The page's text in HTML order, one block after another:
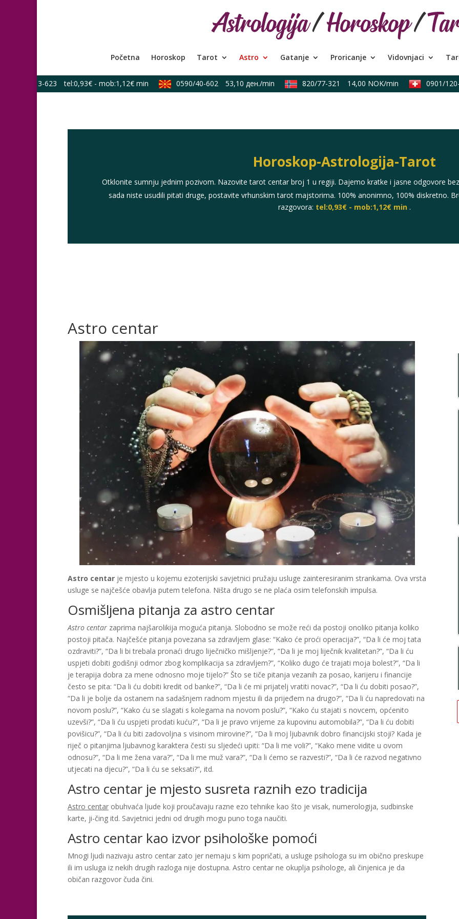
Početna Horoskop Tarot Astro Gatanje Proricanje Vidovnjaci
064/613-623 tel:0,93€ - mob:1,12€ min 0590/40-602 53,10 ден./min 820/77-321 14,00 NOK/min 0901/120-
Horoskop-Astrologija-Tarot
Otklonite sumnju jednim pozivom. Nazovite tarot centar broj 1 u regiji. Dajemo kratke i jasne odgovore
sada niste usudili pitati druge, postavite vrhunskim tarot majstorima. 100% anonimno, 100% diskretno.
razgovora: tel:0,93€ - mob:1,12€ min .
Astro centar
Astro centar je mjesto u kojemu ezoterijski savjetnici pružaju usluge zainteresiranim strankama. Ova vrsta
usluge se najčešće obavlja putem telefona. Ništa drugo se ne plaća osim telefonskih impulsa.
Osmišljena pitanja za astro centar
Astro centar zaprima najšarolikija moguća pitanja. Slobodno se može reći da postoji onoliko pitanja koliko
postoji pitača. Najčešće pitanja povezana sa zdravljem glase: “Kako će proći operacija?”, “Da li će moj tata
ozdraviti?”, “Da li bi trebala pronaći drugo liječničko mišljenje?”, “Da li je moj liječnik kvalitetan?”, “Da li ću
uspjeti dobiti godišnji odmor zbog komplikacija sa zdravljem?”, “Koliko dugo će trajati moja bolest?”, “Da li
je terapija dobra za mene odnosno moje tijelo?” Što se tiče pitanja vezanih za posao, karijeru i financije
često se pita: “Da li ću dobiti kredit od banke?”, “Da li će mi prijatelj vratiti novac?”, “Da li ću dobiti posao?”,
“Da li je bolje da ostanem na sadašnjem radnom mjestu ili da prijeđem na drugo?”, “Da li ću napredovati na
novom poslu?”, “Kako ću se slagati s kolegama na novom poslu?”, “Kako ću stajati s novcem, općenito
uzevši?”, “Da li ću uspjeti prodati kuću?”, “Da li je pravo vrijeme za kupovinu automobila?”, “Da li ću dobiti
povišicu?”, “Da li ću biti zadovoljna s visinom mirovine?”, “Da li moj ljubavnik dobro financijski stoji? Kada je
riječ o pitanjima ljubavnog karaktera česti su sljedeći upiti: “Da li me voli?”, “Kako mene vidite u ovom
odnosu?”, “Da li me žena vara?”, “Da li me muž vara?”, “Da li ćemo se razvesti?”, “Da li će razvod negativno
utjecati na djecu?”, “Da li ću se seksati?”, itd.
Astro centar je mjesto susreta raznih ezo tradicija
Astro centar obuhvaća ljude koji proučavaju razne ezo tehnike kao što je visak, numerologija, sudbinske
karte, ji-čing itd. Savjetnici jedni od drugih mogu puno toga naučiti.
Astro centar kao izvor psihološke pomoći
Mnogi ljudi nazivaju astro centar zato jer nemaju s kim popričati, a usluge psihologa su im obično preskupe
ili im usluga iz nekih drugih razloga nije dostupna. Astro centar ne okuplja psihologe, ali činjenica je da
običan razgovor čuda čini.